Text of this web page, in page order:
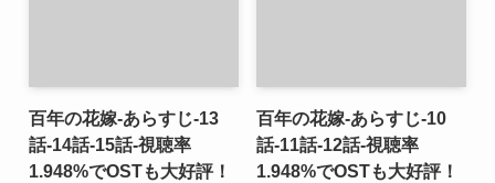
百年の花嫁-あらすじ-13
話-14話-15話-視聴率
1.948%でOSTも大好評！
百年の花嫁-あらすじ-10
話-11話-12話-視聴率
1.948%でOSTも大好評！